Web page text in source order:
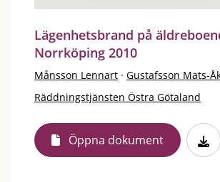
Lägenhetsbrand på
Norrköping 2010
Månsson Lennart · Gustafsson Mats-
Räddningstjänsten Östra Götaland
Öppna dokument